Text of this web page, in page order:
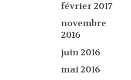
février 2017
novembre
2016
juin 2016
mai 2016